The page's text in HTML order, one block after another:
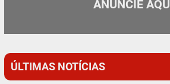
ANUNCIE AQUI
ÚLTIMAS NOTÍCIAS